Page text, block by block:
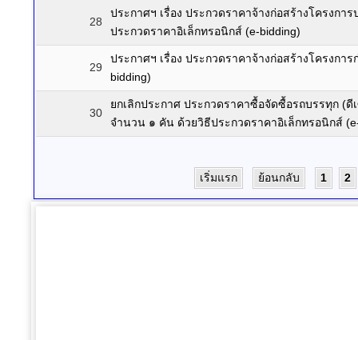
28
ประกาศฯ เรื่อง ประกวดราคาจ้างก่อสร้างโครงก
ประกวดราคาอิเล็กทรอนิกส์ (e-bidding)
29
ประกาศฯ เรื่อง ประกวดราคาจ้างก่อสร้างโครงก
bidding)
30
ยกเลิกประกาศ ประกวดราคาซื้อจัดซื้อรถบรรทุก
จำนวน ๑ คัน ด้วยวิธีประกวดราคาอิเล็กทรอนิกส์
เริ่มแรก ย้อนกลับ 1 2